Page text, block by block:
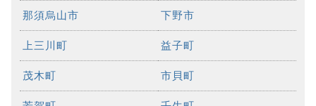
那須烏山市 下野市
上三川町 益子町
茂木町 市貝町